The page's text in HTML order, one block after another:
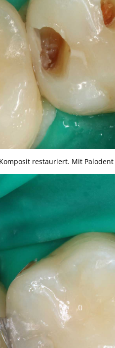
restauriert. Mit